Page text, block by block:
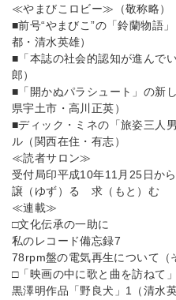
≪やまびこロビー≫（敬称略）
■前号“やまびこ”の「鈴蘭物語
都・清水英雄）
■「本誌の社会的認知が進んで
郎）
■「開かぬパラシュート」の新
県宇土市・高川正英）
■ディック・ミネの「旅姿三人
ル（関西在住・有志）
≪読者サロン≫
受付局印平成10年11月25日か
譲（ゆず）る 求（もと）む
≪連載≫
□文化伝承の一助に
私のレコード備忘録7
78rpm盤の電気再生について（
□「映画の中に歌と曲を訪ねて」
黒澤明作品「野良犬」1（清水英